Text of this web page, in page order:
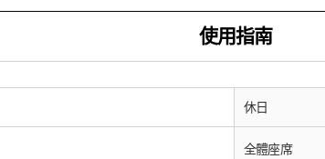
使用指南
休日
全體座席